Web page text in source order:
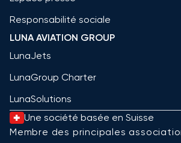
Responsabilité sociale
LUNA AVIATION GROUP
LunaJets
LunaGroup Charter
LunaSolutions
Une société basée en Suisse
Membre des principales